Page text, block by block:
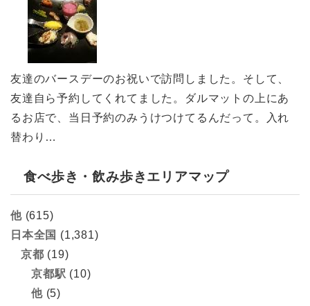
友達のバースデーのお祝いで訪問しました。そして、
友達自ら予約してくれてました。ダルマットの上にあ
るお店で、当日予約のみうけつけてるんだって。入れ
替わり…
食べ歩き・飲み歩きエリアマップ
他(615)
日本全国 (1,381)
京都 (19)
京都駅 (10)
他(5)